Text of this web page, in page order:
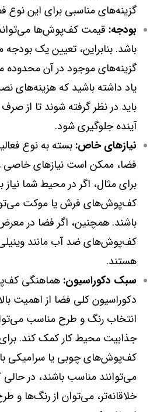
گزینه‌های مناسبی برای این نوع
بودجه: قیمت کف‌پوش‌ها
باشد. بنابراین، تعیین یک
گزینه‌های موجود در آن محدوده
یاد داشته باشید که هزینه‌های
باید در نظر گرفته شوند تا از
آینده جلوگیری شود.
نیازهای خاص: بسته به نوع
فضا، ممکن است نیازهای خاصی
برای مثال، اگر در محیط شما
کف‌پوش‌های فرش یا موکت
باشند. همچنین، اگر فضا در
کف‌پوش‌های ضد آب مانند
هستند.
سبک دکوراسیون: هماهنگی
دکوراسیون کلی فضا از اهمیت
انتخاب رنگ و طرح مناسب
جذابیت محیط کار کمک کند.
کف‌پوش‌های چوبی یا سرامیکی
می‌توانند مناسب باشند، در
خلاقانه‌تر، می‌توان از رنگ‌ها و